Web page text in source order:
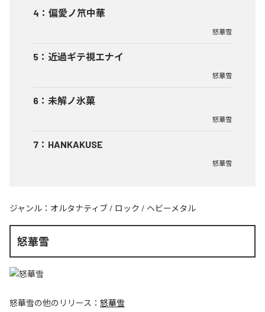
4 ： 偏愛ノ笊中華
怒華雪
5 ： 近過ギテ視エナイ
怒華雪
6 ： 未解ノ氷菓
怒華雪
7 ： HANKAKUSE
怒華雪
ジャンル： オルタナティブ / ロック / ヘビーメタル
怒華雪
怒華雪の他のリリース： 怒華雪